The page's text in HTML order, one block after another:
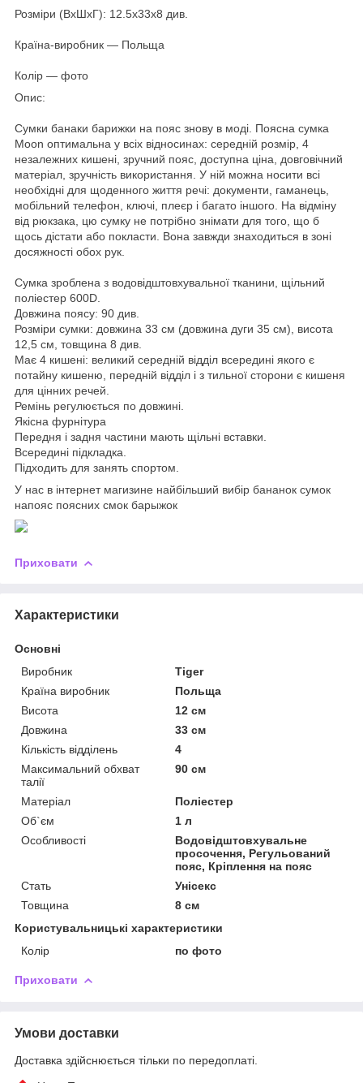
Розміри (ВхШхГ): 12.5x33x8 див.
Країна-виробник ― Польща
Колір ― фото
Опис:
Сумки банаки барижки на пояс знову в моді. Поясна сумка
Moon оптимальна у всіх відносинах: середній розмір, 4
незалежних кишені, зручний пояс, доступна ціна, довговічний
матеріал, зручність використання. У ній можна носити всі
необхідні для щоденного життя речі: документи, гаманець,
мобільний телефон, ключі, плеєр і багато іншого. На відміну
від рюкзака, цю сумку не потрібно знімати для того, що б
щось дістати або покласти. Вона завжди знаходиться в зоні
досяжності обох рук.
Сумка зроблена з водовідштовхувальної тканини, щільний
поліестер 600D.
Довжина поясу: 90 див.
Розміри сумки: довжина 33 см (довжина дуги 35 см), висота
12,5 см, товщина 8 див.
Має 4 кишені: великий середній відділ всередині якого є
потайну кишеню, передній відділ і з тильної сторони є кишеня
для цінних речей.
Ремінь регулюється по довжині.
Якісна фурнітура
Передня і задня частини мають щільні вставки.
Всередині підкладка.
Підходить для занять спортом.
У нас в інтернет магизине найбільший вибір бананок сумок
напояс поясних смок барыжок
Приховати
Характеристики
Основні
Виробник
Tiger
Країна виробник
Польща
Висота
12 см
Довжина
33 см
Кількість відділень
4
Максимальний обхват
талії
90 см
Матеріал
Поліестер
Об`єм
1 л
Особливості
Водовідштовхувальне
просочення, Регульований
пояс, Кріплення на пояс
Стать
Унісекс
Товщина
8 см
Користувальницькі характеристики
Колір
по фото
Приховати
Умови доставки
Доставка здійснюється тільки по передоплаті.